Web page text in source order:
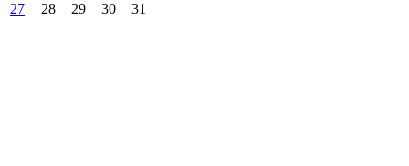
27
28 29 30 31